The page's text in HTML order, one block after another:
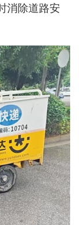
消除道路安